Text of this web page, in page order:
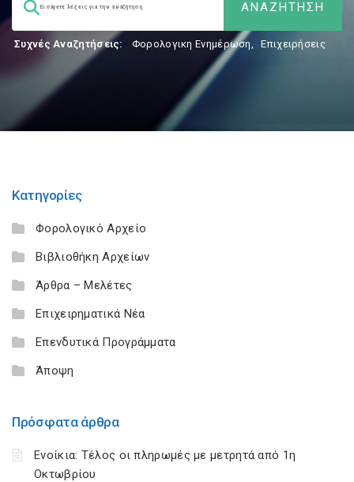
Συχνές Αναζητήσεις: Φορολογικη Ενημέρωση, Επιχειρήσεις
Κατηγορίες
Φορολογικό Αρχείο
Βιβλιοθήκη Αρχείων
Άρθρα – Μελέτες
Επιχειρηματικά Νέα
Επενδυτικά Προγράμματα
Άποψη
Πρόσφατα άρθρα
Ενοίκια: Τέλος οι πληρωμές με μετρητά από 1η
Οκτωβρίου